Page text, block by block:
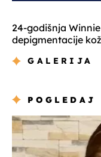
24-godišnja
depigmentacije
GALERIJA
POGLEDAJ